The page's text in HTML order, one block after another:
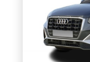
V60 BUSINESS (1)
WRANGLER (1)
X-TRAIL (1)